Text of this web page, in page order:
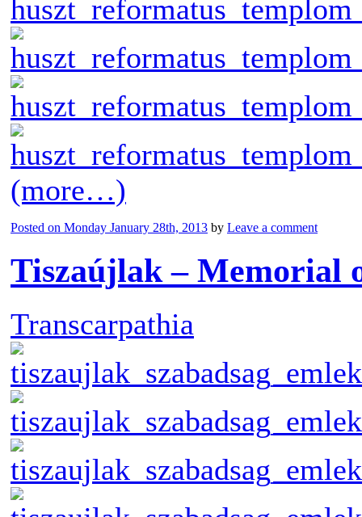
(more…)
Posted on Monday January 28th, 2013 by Leave a comment
Tiszaújlak – Memorial
Transcarpathia